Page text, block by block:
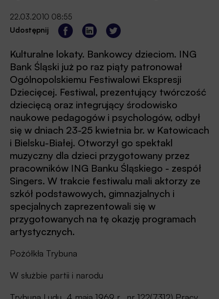
22.03.2010 08:55
Udostępnij
Kulturalne lokaty. Bankowcy dzieciom. ING
Bank Śląski już po raz piąty patronował
Ogólnopolskiemu Festiwalowi Ekspresji
Dziecięcej. Festiwal, prezentujący twórczość
dziecięcą oraz integrujący środowisko
naukowe pedagogów i psychologów, odbył
się w dniach 23-25 kwietnia br. w Katowicach
i Bielsku-Białej. Otworzył go spektakl
muzyczny dla dzieci przygotowany przez
pracowników ING Banku Śląskiego - zespół
Singers. W trakcie festiwalu mali aktorzy ze
szkół podstawowych, gimnazjalnych i
specjalnych zaprezentowali się w
przygotowanych na tę okazję programach
artystycznych.
Pożółkła Trybuna
W służbie partii i narodu